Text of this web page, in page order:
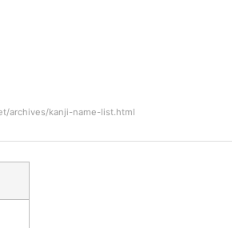
archives/kanji-name-list.html